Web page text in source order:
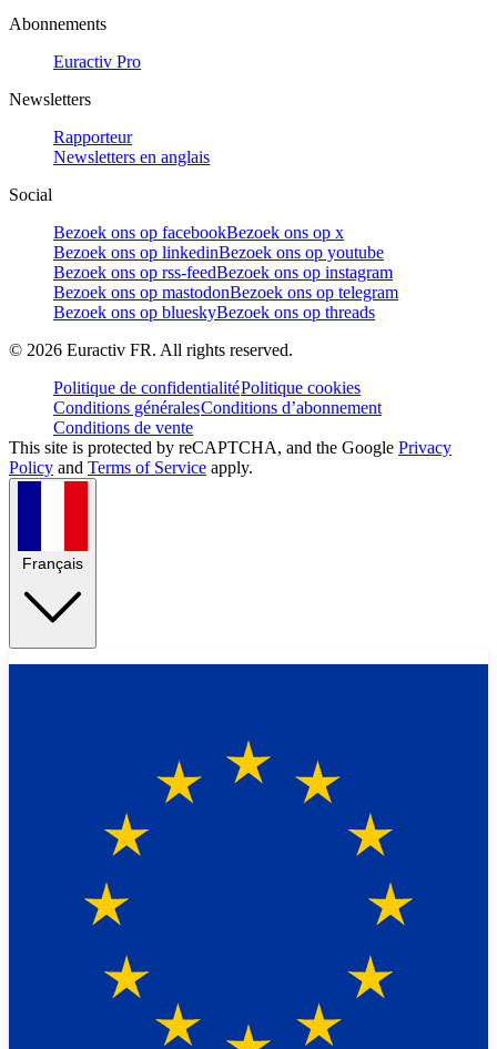
Abonnements
Euractiv Pro
Newsletters
Rapporteur
Newsletters en anglais
Social
Bezoek ons op facebookBezoek ons op x
Bezoek ons op linkedinBezoek ons op youtube
Bezoek ons op rss-feedBezoek ons op instagram
Bezoek ons op mastodonBezoek ons op telegram
Bezoek ons op blueskyBezoek ons op threads
© 2026 Euractiv FR. All rights reserved.
Politique de confidentialitéPolitique cookies
Conditions généralesConditions d’abonnement
Conditions de vente
This site is protected by reCAPTCHA, and the Google Privacy
Policy and Terms of Service apply.
Français